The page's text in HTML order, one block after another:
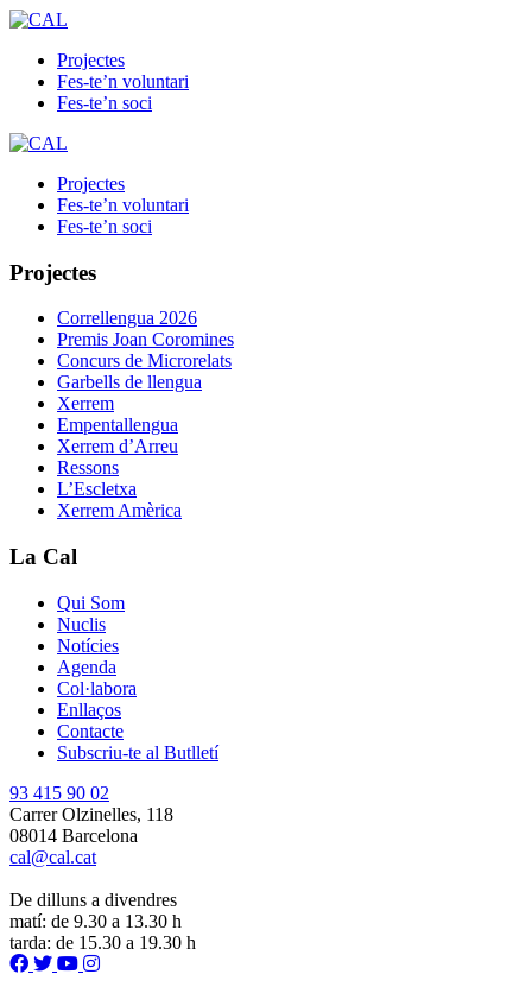
Projectes
Fes-te’n voluntari
Fes-te’n soci
Projectes
Fes-te’n voluntari
Fes-te’n soci
Projectes
Correllengua 2026
Premis Joan Coromines
Concurs de Microrelats
Garbells de llengua
Xerrem
Empentallengua
Xerrem d’Arreu
Ressons
L’Escletxa
Xerrem Amèrica
La Cal
Qui Som
Nuclis
Notícies
Agenda
Col·labora
Enllaços
Contacte
Subscriu-te al Butlletí
93 415 90 02
Carrer Olzinelles, 118
08014 Barcelona
cal@cal.cat
De dilluns a divendres
matí: de 9.30 a 13.30 h
tarda: de 15.30 a 19.30 h